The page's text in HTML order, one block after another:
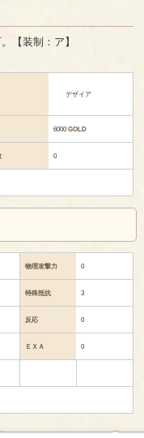
【装制：ア】
デザイア
6000GOLD
0
物理攻撃力 0
特殊抵抗 3
反応 0
ＥＸＡ 0